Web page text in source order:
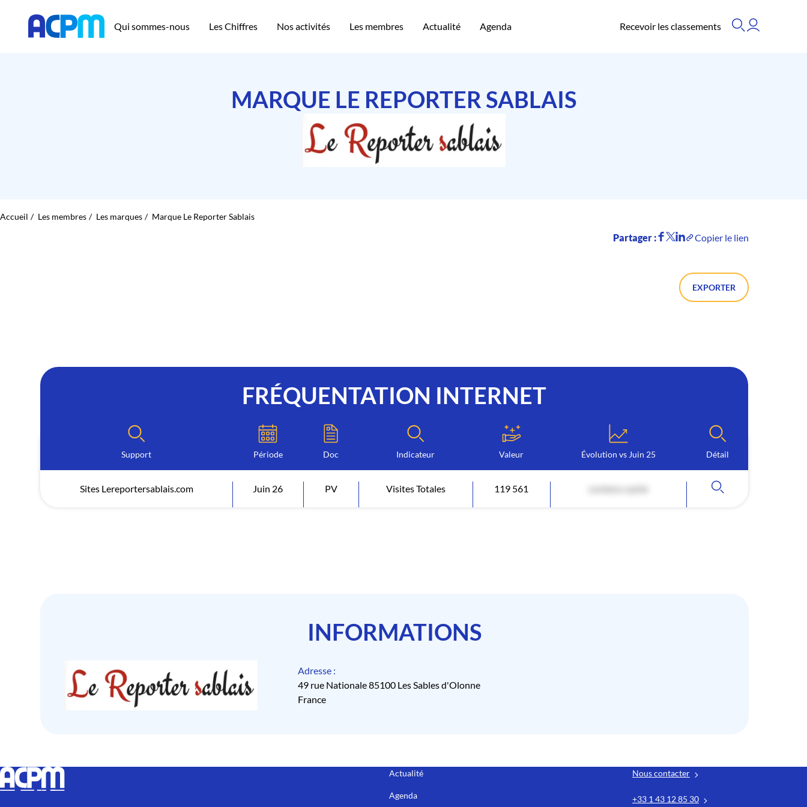
Qui sommes-nous Les Chiffres Nos activités Les membres Actualité Agenda Recevoir les classements
MARQUE LE REPORTER SABLAIS
Accueil Les membres Les marques Marque Le Reporter Sablais
Partager : Copier le lien
EXPORTER
FRÉQUENTATION INTERNET
Support Période Doc Indicateur Valeur Évolution vs Juin 25 Détail
Sites Lereportersablais.com Juin 26 PV Visites Totales 119 561
INFORMATIONS
Adresse :
49 rue Nationale 85100 Les Sables d'Olonne
France
Actualité
Agenda
Nous contacter
+33 1 43 12 85 30